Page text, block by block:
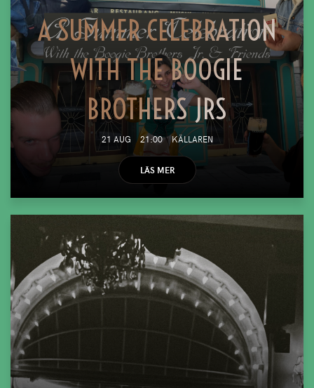
A SUMMER CELEBRATION
WITH THE BOOGIE
BROTHERS JRS
21 AUG 21:00 KÄLLAREN
LÄS MER